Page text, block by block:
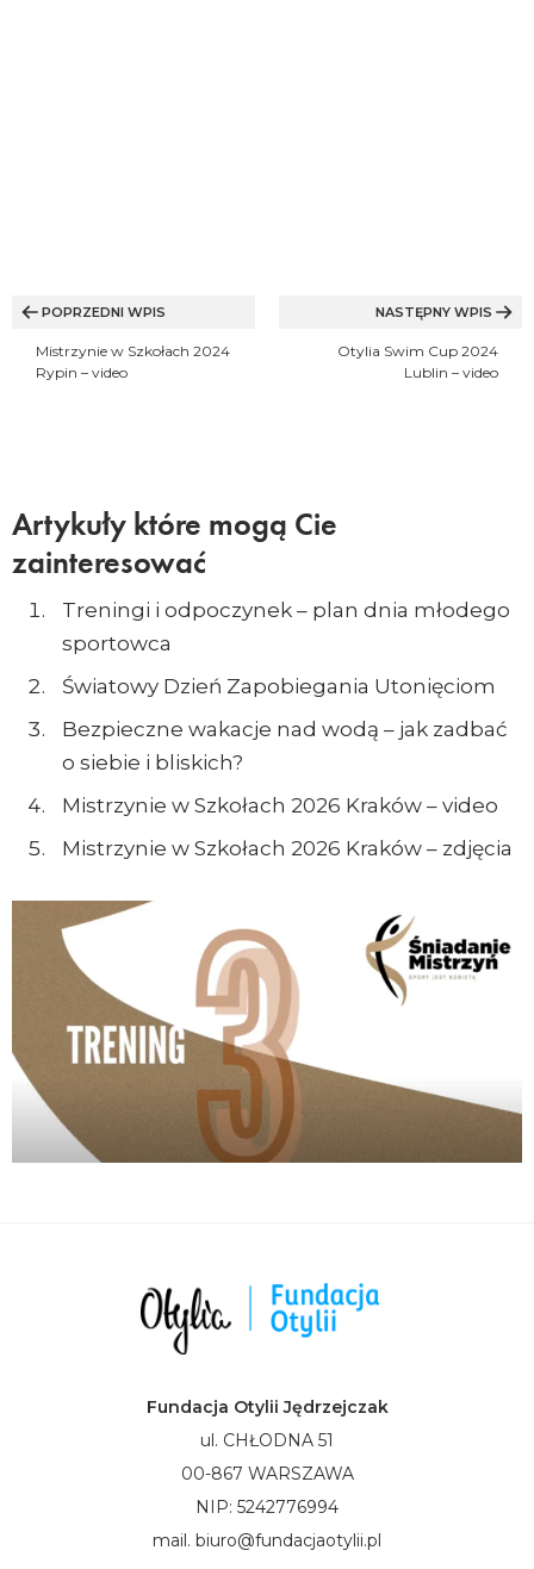
wpisu
POPRZEDNI WPIS
Mistrzynie w Szkołach 2024
Rypin – video
NASTĘPNY WPIS
Otylia Swim Cup 2024
Lublin – video
Artykuły które mogą Cie
zainteresować
Treningi i odpoczynek – plan dnia młodego
sportowca
Światowy Dzień Zapobiegania Utonięciom
Bezpieczne wakacje nad wodą – jak zadbać
o siebie i bliskich?
Mistrzynie w Szkołach 2026 Kraków – video
Mistrzynie w Szkołach 2026 Kraków – zdjęcia
Fundacja Otylii Jędrzejczak
ul. CHŁODNA 51
00-867 WARSZAWA
NIP: 5242776994
mail. biuro@fundacjaotylii.pl